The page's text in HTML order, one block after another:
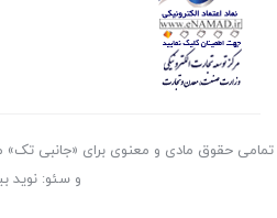
و سئو: نوید